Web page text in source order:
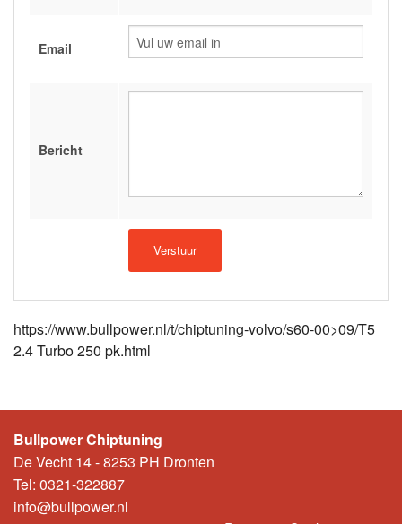
Email
Bericht
https://www.bullpower.nl/t/chiptuning-volvo/s60-00>09/T5
2.4 Turbo 250 pk.html
Bullpower Chiptuning
De Vecht 14 - 8253 PH Dronten
Tel: 0321-322887
info@bullpower.nl